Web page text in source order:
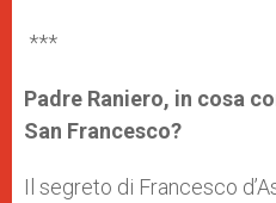
***
Padre Raniero, in cosa
San Francesco?
Il segreto di Francesco